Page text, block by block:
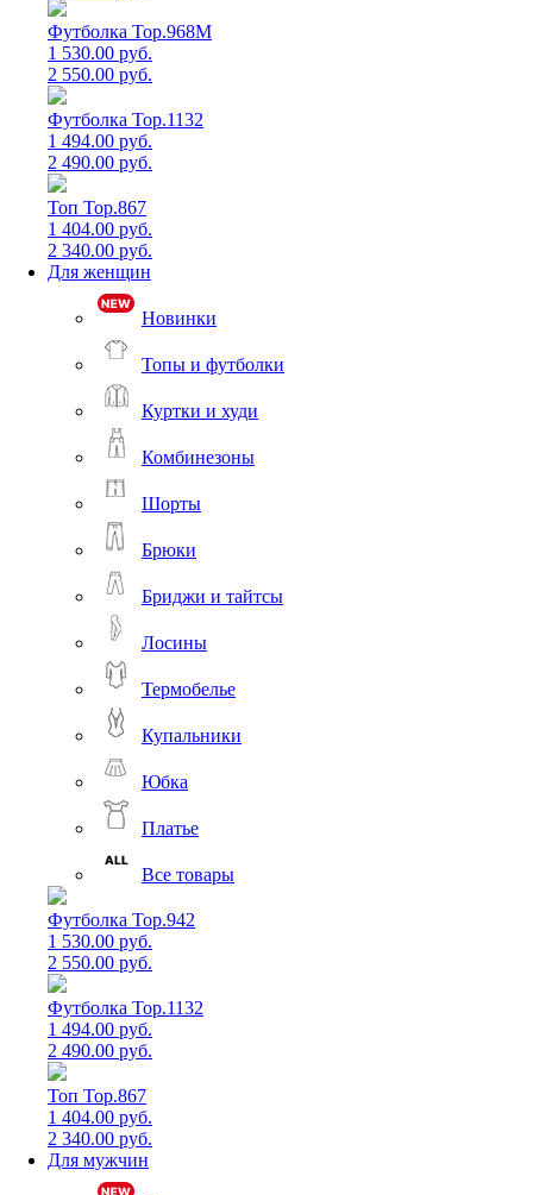
Футболка Top.968M
1 530.00 руб.
2 550.00 руб.
Футболка Top.1132
1 494.00 руб.
2 490.00 руб.
Топ Top.867
1 404.00 руб.
2 340.00 руб.
Для женщин
Новинки
Топы и футболки
Куртки и худи
Комбинезоны
Шорты
Брюки
Бриджи и тайтсы
Лосины
Термобелье
Купальники
Юбка
Платье
Все товары
Футболка Top.942
1 530.00 руб.
2 550.00 руб.
Футболка Top.1132
1 494.00 руб.
2 490.00 руб.
Топ Top.867
1 404.00 руб.
2 340.00 руб.
Для мужчин